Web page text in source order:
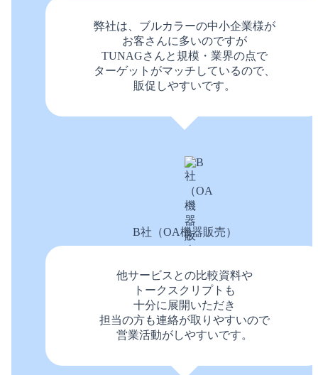
弊社は、ブルカラーの中小企業様が
お客さんに多いのですが
TUNAGさんと規模・業界の点で
ターゲットがマッチしているので、
販促しやすいです。
B社（OA機器販売）
他サービスとの比較資料や
トークスクリプトも
十分に展開いただき
担当の方も連絡が取りやすいので
営業活動がしやすいです。